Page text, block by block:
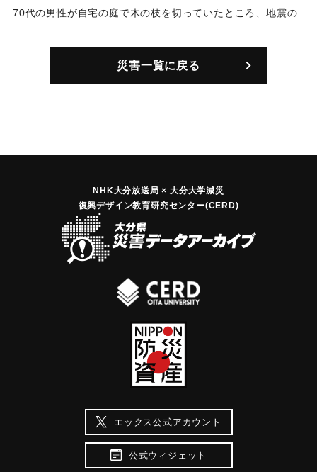
70代の男性が自宅の庭で木の枝を切っていたところ、地震の
災害一覧に戻る
NHK大分放送局 × 大分大学減災
復興デザイン教育研究センター(CERD)
エックス公式アカウント
公式ウィジェット